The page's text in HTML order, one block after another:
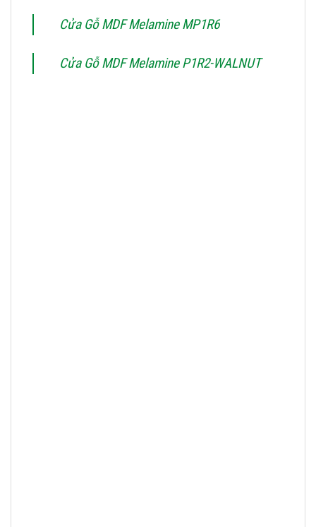
Cửa Gỗ MDF Melamine MP1R6
Cửa Gỗ MDF Melamine P1R2-WALNUT